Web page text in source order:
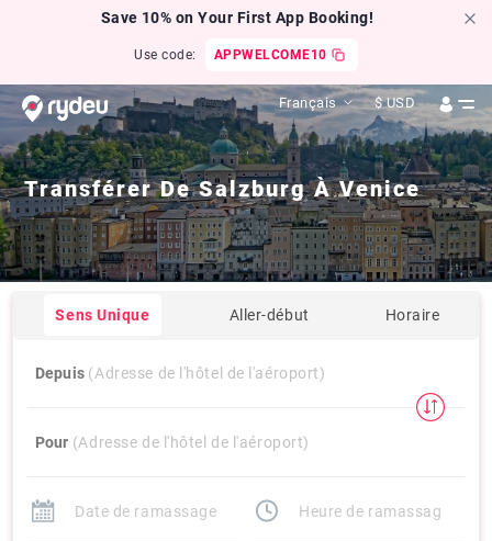
Save 10% on Your First App Booking!
Use code: APPWELCOME10
Français $ USD
Transférer De Salzburg À Venice
Sens Unique Aller-début Horaire
Depuis (Adresse de l'hôtel de l'aéroport)
Pour (Adresse de l'hôtel de l'aéroport)